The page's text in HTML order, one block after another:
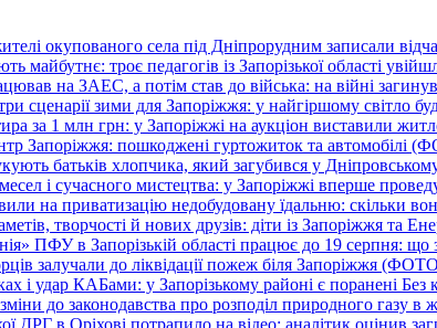
окупованого села під Дніпрорудним записали
майбутнє: троє педагогів із Запорізької області
на ЗАЕС, а потім став до війська: на війні загинув
сценарії зими для Запоріжжя: у найгіршому світло
за 1 млн грн: у Запоріжжі на аукціон виставили
Запоріжжя: пошкоджені гуртожиток та автомобілі
батьків хлопчика, який загубився у
і сучасного мистецтва: у Запоріжжі вперше
на приватизацію недобудовану їдальню: скільки
творчості й нових друзів: діти із Запоріжжя та
ПФУ в Запорізькій області працює до 19 серпня: що
залучали до ліквідації пожеж біля Запоріжжя
і удар КАБами: у Запорізькому районі є поранені Без
до законодавства про розподіл природного газу в
ДРГ в Оріхові потрапило на відео: аналітик оцінив